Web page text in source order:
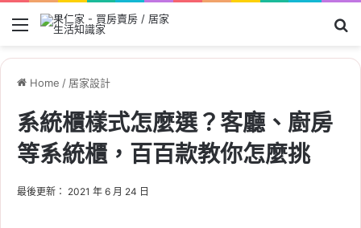
Menu
Home / 居家設計
系統櫃樣式怎麼選？客廳、廚房
等系統櫃，百百款教你怎麼挑
最後更新： 2021 年 6 月 24 日